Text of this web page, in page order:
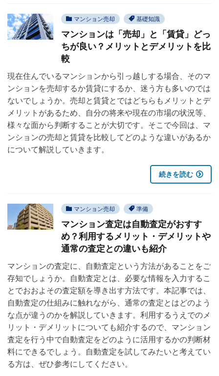
マンション売却 基礎知識
マンションは「売却」と「賃貸」どっ
ちが良い？メリットとデメリットを比
較
現在住んでいるマンションから引っ越しする場合、そのマ
ンションを売却するか賃貸にするか、迷う方も多いのでは
ないでしょうか。売却と賃貸とではどちらもメリットとデ
メリットがあるため、自分の将来や現在の市場の状況等、
様々な面から判断することが大切です。そこで今回は、マ
ンションの売却と賃貸を比較してどのような違いがあるか
について解説していきます。
続きを読む
マンション売却 準備
マンション査定は自動査定がおすす
め？利用するメリット・デメリットや
通常の査定との違いも紹介
マンションの査定に、自動査定という方法があることをご
存知でしょうか。自動査定とは、必要な情報を入力するこ
とでおおよその査定額を導き出す方法です。本記事では、
自動査定の仕組みに触れながら、通常の査定とはどのよう
な点が違うのかを解説していきます。利用するうえでのメ
リット・デメリットについても紹介するので、マンション
査定を行う中で自動査定をどのように活用するかの判断材
料にできるでしょう。自動査定を試してみたいと考えてい
る方は、ぜひ参考にしてください。